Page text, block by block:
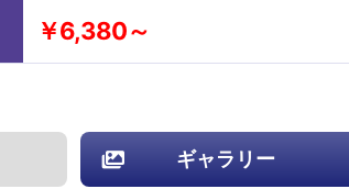
￥6,380～
ギャラリー